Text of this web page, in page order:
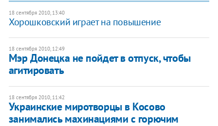
18 сентября 2010, 13:40
Хорошковский играет на повышение
18 сентября 2010, 12:49
Мэр Донецка не пойдет в отпуск, чтобы
агитировать
18 сентября 2010, 11:42
Украинские миротворцы в Косово
занимались махинациями с горючим